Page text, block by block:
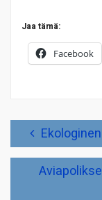
Jaa tämä:
Facebook
Artikkelien